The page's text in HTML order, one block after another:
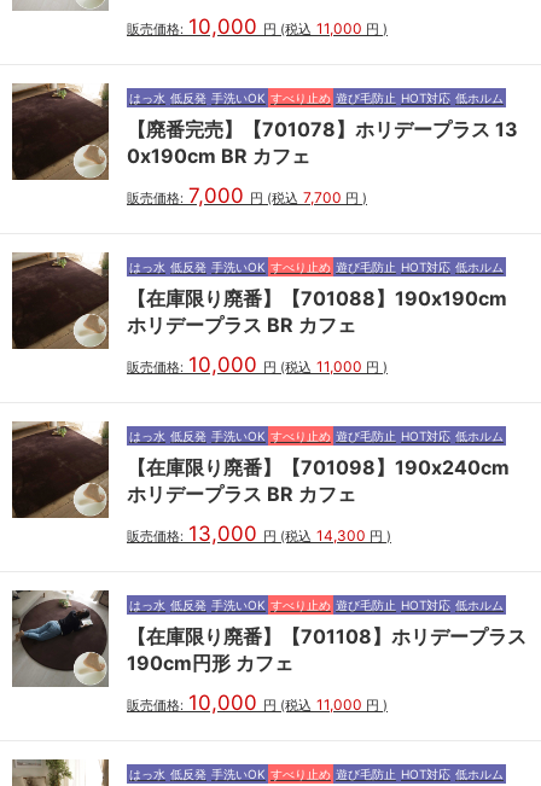
販売価格: 10,000 円 (税込 11,000 円 )
はっ水 低反発 手洗いOK すべり止め 遊び毛防止 HOT対応 低ホルム
【廃番完売】【701078】ホリデープラス 13
0x190cm BR カフェ
販売価格: 7,000 円 (税込 7,700 円 )
はっ水 低反発 手洗いOK すべり止め 遊び毛防止 HOT対応 低ホルム
【在庫限り廃番】【701088】190x190cm
ホリデープラス BR カフェ
販売価格: 10,000 円 (税込 11,000 円 )
はっ水 低反発 手洗いOK すべり止め 遊び毛防止 HOT対応 低ホルム
【在庫限り廃番】【701098】190x240cm
ホリデープラス BR カフェ
販売価格: 13,000 円 (税込 14,300 円 )
はっ水 低反発 手洗いOK すべり止め 遊び毛防止 HOT対応 低ホルム
【在庫限り廃番】【701108】ホリデープラス
190cm円形 カフェ
販売価格: 10,000 円 (税込 11,000 円 )
はっ水 低反発 手洗いOK すべり止め 遊び毛防止 HOT対応 低ホルム